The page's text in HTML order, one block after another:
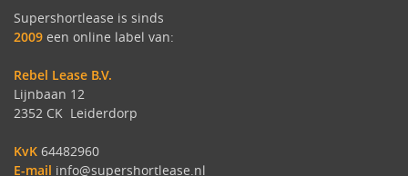
Supershortlease is sinds
2009 een online label van:
Rebel Lease B.V.
Lijnbaan 12
2352 CK Leiderdorp
KvK 64482960
E-mail info@supershortlease.nl